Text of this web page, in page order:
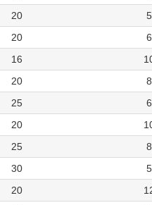
20
5
20
6
16
20
8
25
6
20
25
8
30
5
20